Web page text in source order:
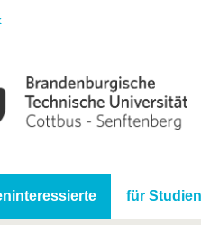
Forschung
Förderung
Wissenschaftlicher
Im
für